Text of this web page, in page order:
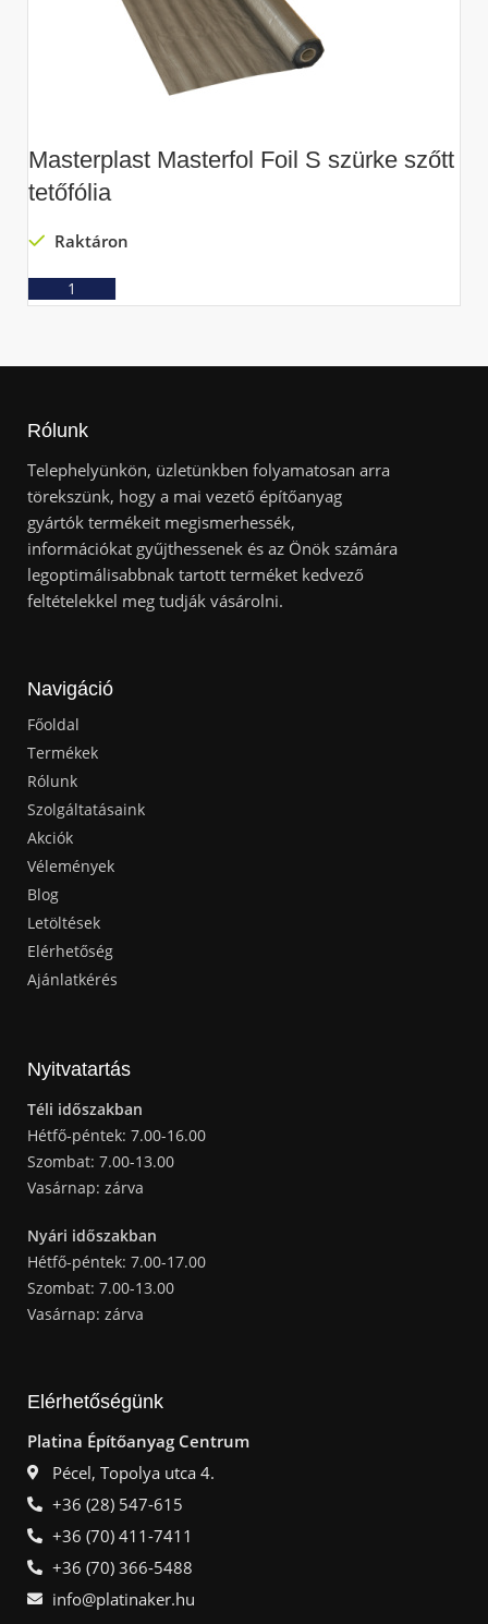
Masterplast Masterfol Foil S szürke szőtt
tetőfólia
Raktáron
Rólunk
Telephelyünkön, üzletünkben folyamatosan arra
törekszünk, hogy a mai vezető építőanyag
gyártók termékeit megismerhessék,
információkat gyűjthessenek és az Önök számára
legoptimálisabbnak tartott terméket kedvező
feltételekkel meg tudják vásárolni.
Navigáció
Főoldal
Termékek
Rólunk
Szolgáltatásaink
Akciók
Vélemények
Blog
Letöltések
Elérhetőség
Ajánlatkérés
Nyitvatartás
Téli időszakban
Hétfő-péntek: 7.00-16.00
Szombat: 7.00-13.00
Vasárnap: zárva
Nyári időszakban
Hétfő-péntek: 7.00-17.00
Szombat: 7.00-13.00
Vasárnap: zárva
Elérhetőségünk
Platina Építőanyag Centrum
Pécel, Topolya utca 4.
+36 (28) 547-615
+36 (70) 411-7411
+36 (70) 366-5488
info@platinaker.hu